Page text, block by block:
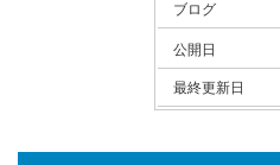
ブログ
公開日
最終更新日